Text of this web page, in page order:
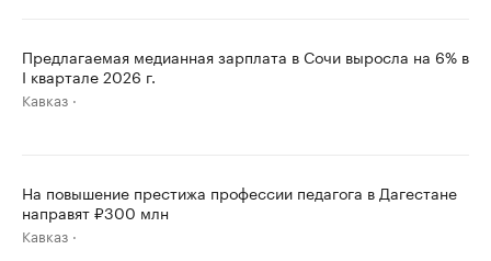
Предлагаемая медианная зарплата в Сочи выросла на 6% в
I квартале 2026 г.
Кавказ
На повышение престижа профессии педагога в Дагестане
направят ₽300 млн
Кавказ